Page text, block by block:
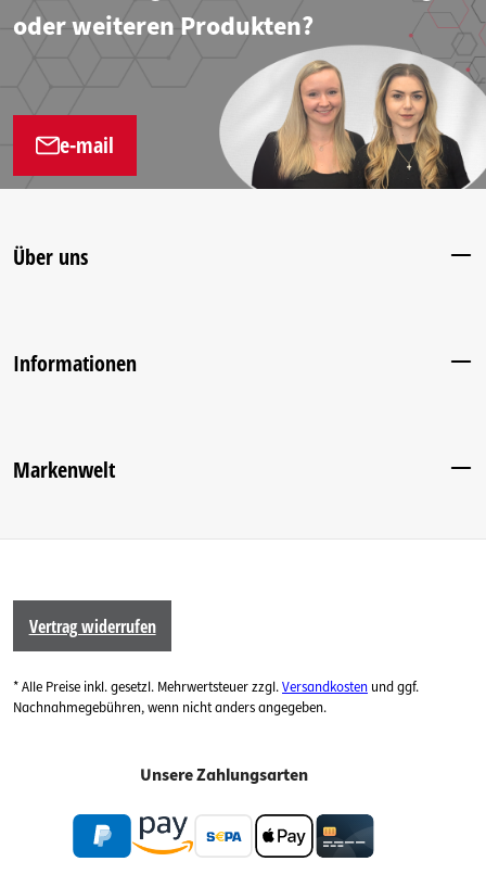
oder weiteren Produkten?
e-mail
Über uns
Informationen
Markenwelt
Vertrag widerrufen
* Alle Preise inkl. gesetzl. Mehrwertsteuer zzgl.Versandkosten und ggf.
Nachnahmegebühren, wenn nicht anders angegeben.
Unsere Zahlungsarten